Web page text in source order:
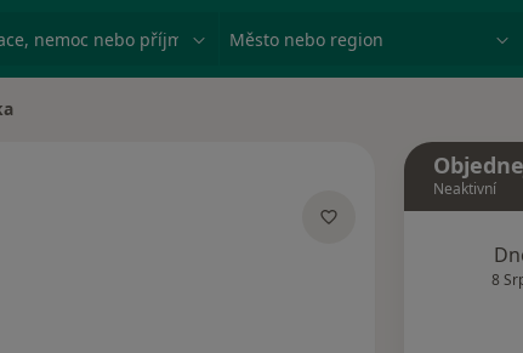
nemoc nebo příjmení Město nebo region
Neaktivní
8